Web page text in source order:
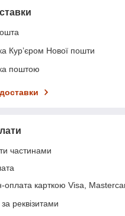
Курʼєром Нової пошти
поштою
частинами
оплата карткою Visa,
реквізитами